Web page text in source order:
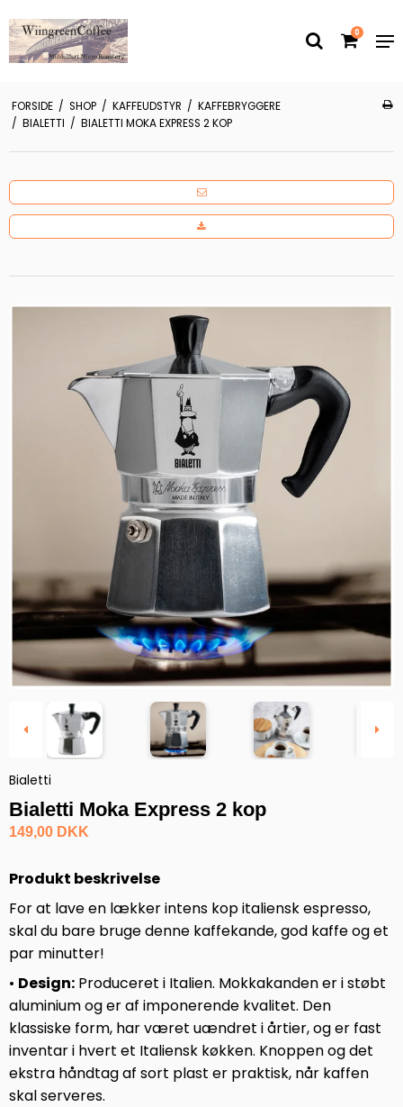
0
FORSIDE / SHOP / KAFFEUDSTYR / KAFFEBRYGGERE
/ BIALETTI / BIALETTI MOKA EXPRESS 2 KOP
Bialetti
Bialetti Moka Express 2 kop
149,00 DKK
Produkt beskrivelse
For at lave en lækker intens kop italiensk espresso,
skal du bare bruge denne kaffekande, god kaffe og et
par minutter!
• Design: Produceret i Italien. Mokkakanden er i støbt
aluminium og er af imponerende kvalitet. Den
klassiske form, har været uændret i årtier, og er fast
inventar i hvert et Italiensk køkken. Knoppen og det
ekstra håndtag af sort plast er praktisk, når kaffen
skal serveres.